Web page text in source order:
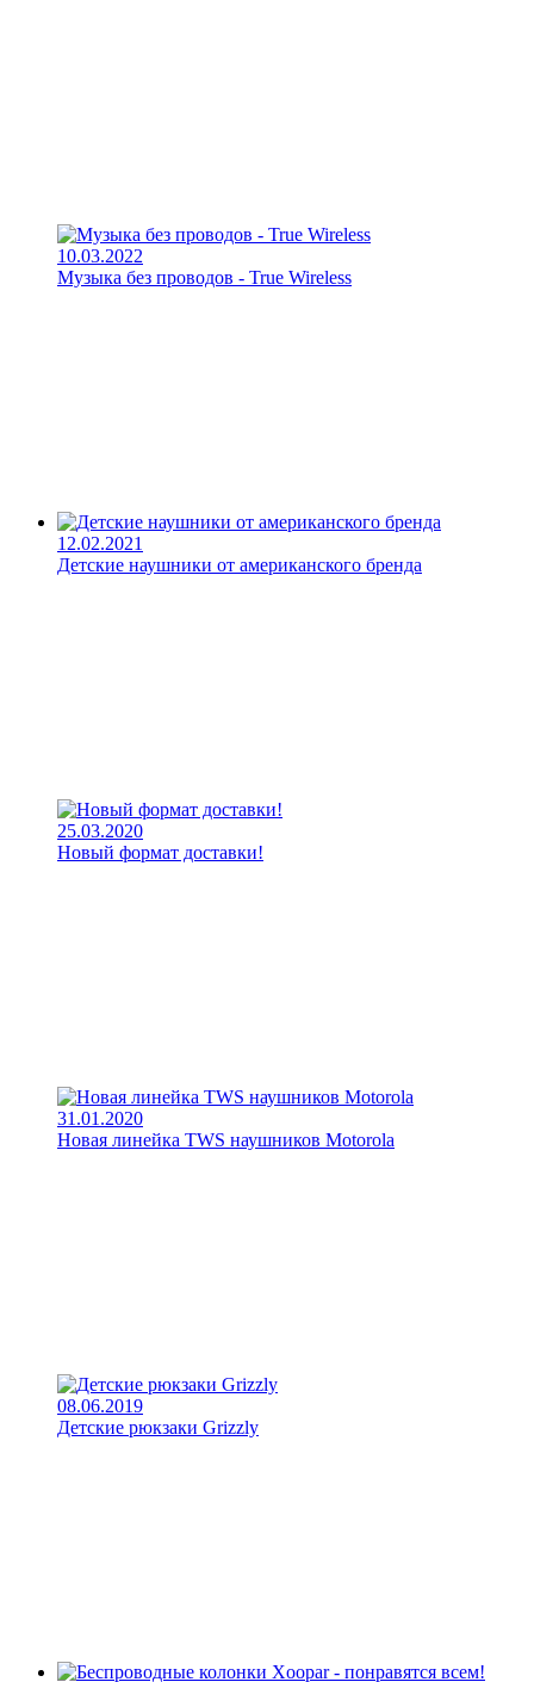
10.03.2022
Музыка без проводов - True Wireless
12.02.2021
Детские наушники от американского бренда
25.03.2020
Новый формат доставки!
31.01.2020
Новая линейка TWS наушников Motorola
08.06.2019
Детские рюкзаки Grizzly